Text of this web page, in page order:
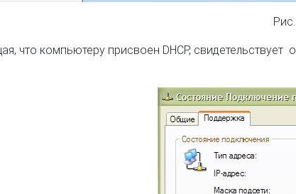
что компьютеру присвоен DHCP,